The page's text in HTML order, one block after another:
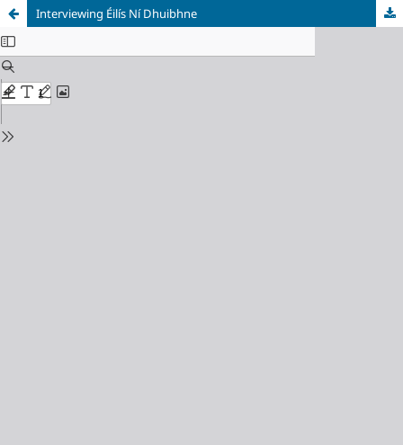
Interviewing Éilís Ní Dhuibhne